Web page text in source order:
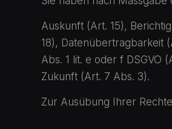
Auskunft (Art. 15),
18), Datenübertragbarkeit
Abs. 1 lit. e oder f DSGVO
Zukunft (Art. 7 Abs. 3).
Zur Ausübung Ihrer